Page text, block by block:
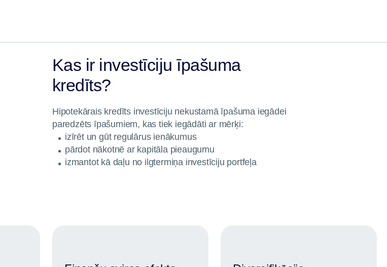
Kas ir investīciju īpašuma
kredīts?
Hipotekārais kredīts investīciju nekustamā īpašuma iegādei
paredzēts īpašumiem, kas tiek iegādāti ar mērķi:
izīrēt un gūt regulārus ienākumus
pārdot nākotnē ar kapitāla pieaugumu
izmantot kā daļu no ilgtermiņa investīciju portfeļa